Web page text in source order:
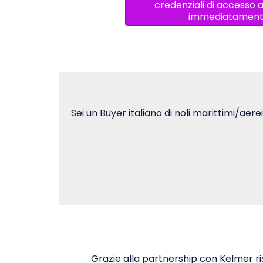
credenziali di accesso
Sei un Buyer italiano di noli marittimi/
Grazie alla partnership con Kelmer